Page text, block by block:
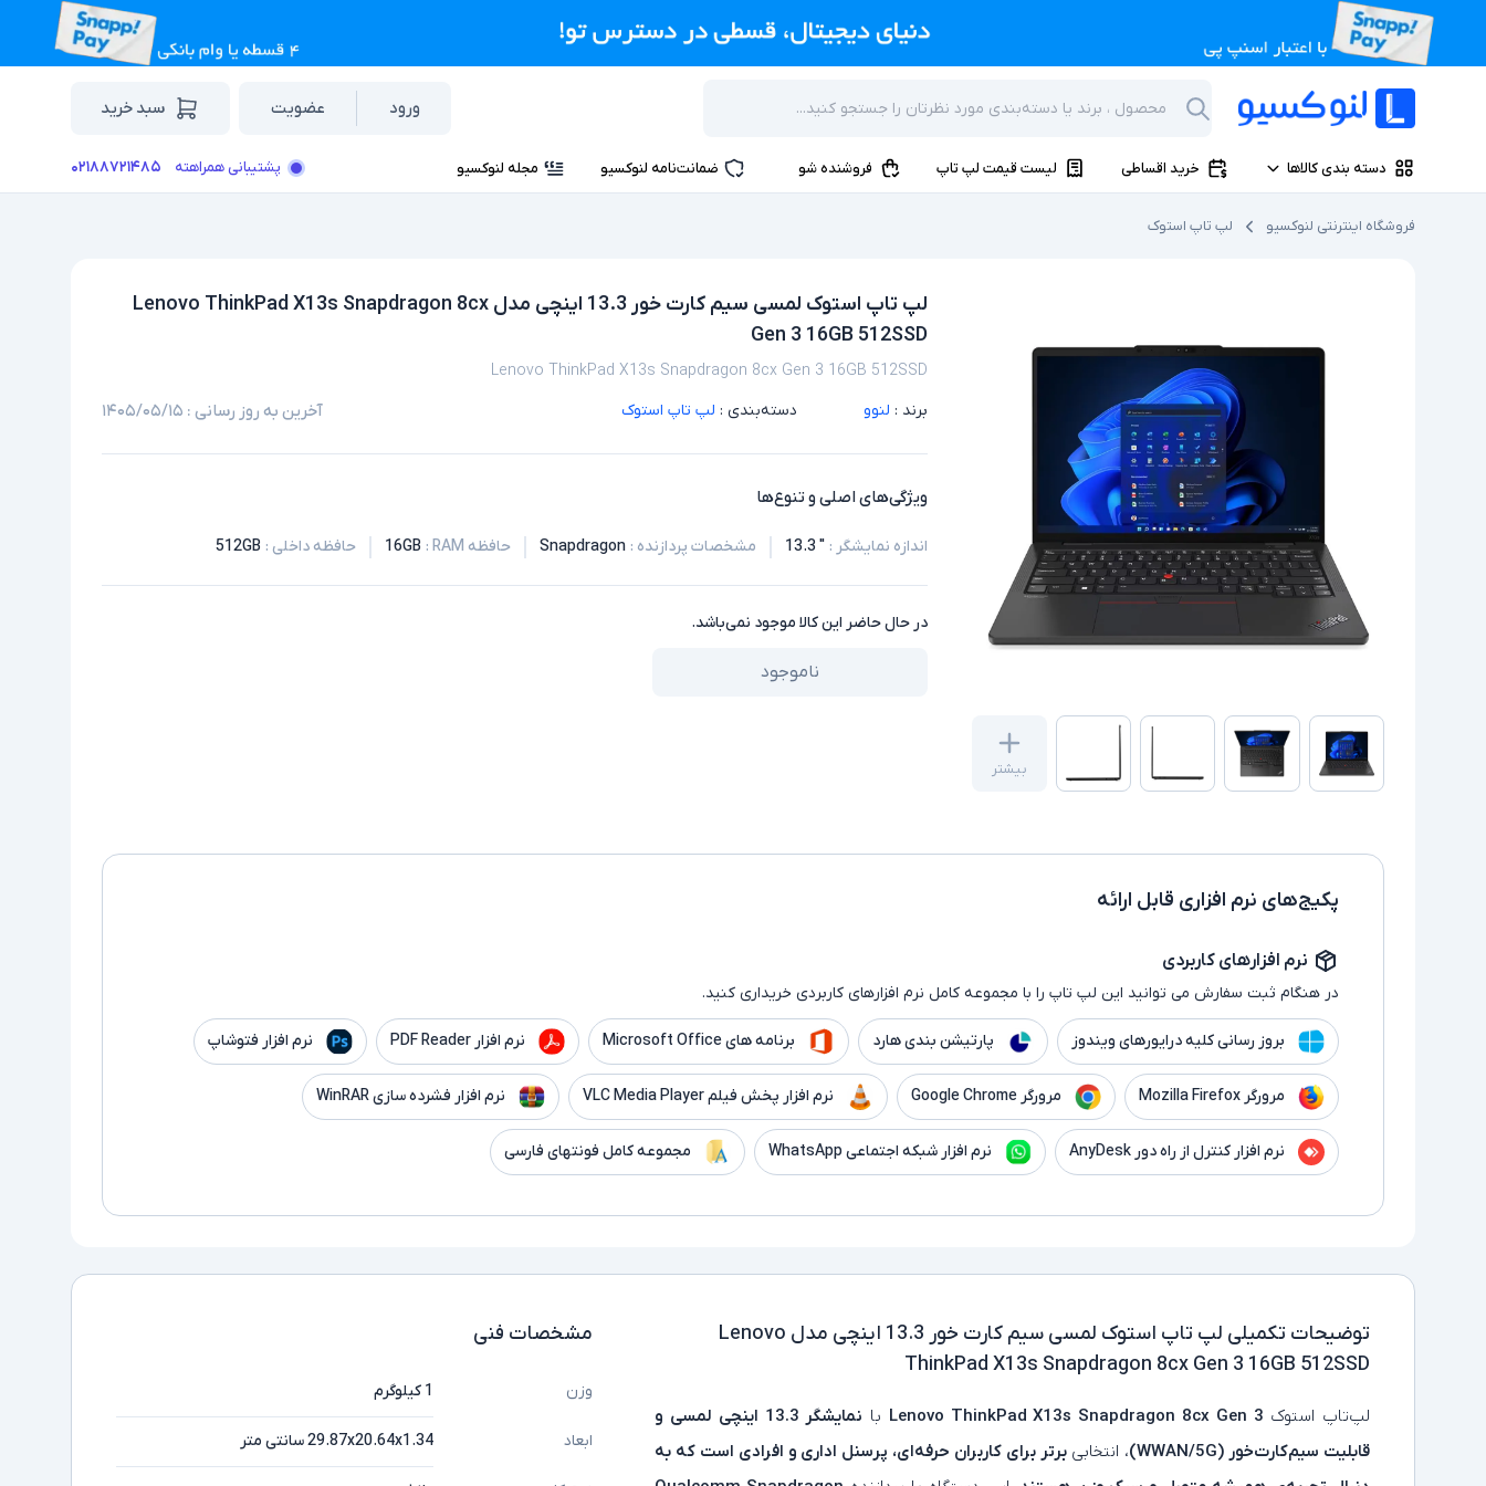
ورود عضویت سبد خرید
دسته بندی کالاها خرید اقساطی لیست قیمت لپ تاپ فروشنده شو ضمانت‌نامه لنوکسیو مجله لنوکسیو پشتیبانی همراهته ۰۲۱۸۸۷۲۱۴۸۵
فروشگاه اینترنتی لنوکسیو لپ تاپ استوک
بیشتر
لپ تاپ استوک لمسی سیم کارت خور 13.3 اینچی مدل Lenovo ThinkPad X13s Snapdragon 8cx
Gen 3 16GB 512SSD
Lenovo ThinkPad X13s Snapdragon 8cx Gen 3 16GB 512SSD
برند : لنوو دسته‌بندی : لپ تاپ استوک آخرین به روز رسانی : ۱۴۰۵/۰۵/۱۵
ویژگی‌های اصلی و تنوع‌ها
اندازه نمایشگر :
" 13.3 مشخصات پردازنده :
Snapdragon حافظه RAM :
16GB حافظه داخلی :
512GB
در حال حاضر این کالا موجود نمی‌باشد.
ناموجود
پکیج‌های نرم افزاری قابل ارائه
نرم افزارهای کاربردی
در هنگام ثبت سفارش می توانید این لپ تاپ را با مجموعه کامل نرم افزارهای کاربردی خریداری کنید.
بروز رسانی کلیه درایورهای ویندوز پارتیشن بندی هارد برنامه های Microsoft Office نرم افزار PDF Reader نرم افزار فتوشاپ
مرورگر Mozilla Firefox مرورگر Google Chrome نرم افزار پخش فیلم VLC Media Player نرم افزار فشرده سازی WinRAR
نرم افزار کنترل از راه دور AnyDesk نرم افزار شبکه اجتماعی WhatsApp مجموعه کامل فونتهای فارسی
توضیحات تکمیلی
لپ تاپ استوک لمسی سیم کارت خور 13.3 اینچی مدل Lenovo
ThinkPad X13s Snapdragon 8cx Gen 3 16GB 512SSD
لپ‌تاپ استوک Lenovo ThinkPad X13s Snapdragon 8cx Gen 3 با نمایشگر 13.3 اینچی
لمسی و
قابلیت سیم‌کارت‌خور (WWAN/5G)
، انتخابیبرتر برای کاربران حرفه‌ای، پرسنل اداری و افرادی است که به
مشخصات فنی
وزن 1 کیلوگرم
ابعاد 29.87x20.64x1.34 سانتی متر